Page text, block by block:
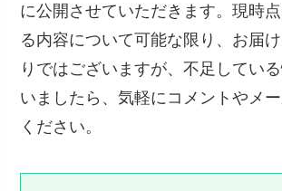
に公開させていただきます。現時
る内容について可能な限り、お届
りではございますが、不足してい
いましたら、気軽にコメントやメ
ください。